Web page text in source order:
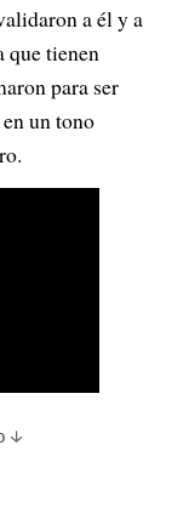
a él y a
que tienen
para ser
un tono